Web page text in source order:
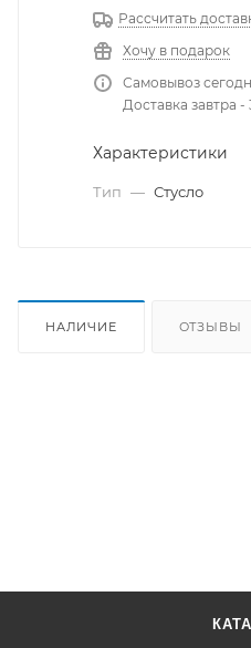
Рассчитать
Хочу в подарок
Самовывоз
Доставка завтра -
Характеристики
Тип — Стусло
НАЛИЧИЕ ОТЗЫВЫ